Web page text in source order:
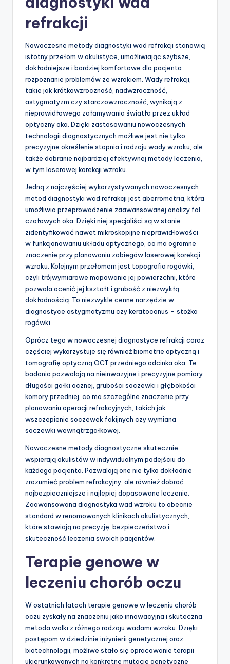
refrakcji
Nowoczesne metody diagnostyki wad refrakcji stanowią
istotny przełom w okulistyce, umożliwiając szybsze,
dokładniejsze i bardziej komfortowe dla pacjenta
rozpoznanie problemów ze wzrokiem. Wady refrakcji,
takie jak krótkowzroczność, nadwzroczność,
astygmatyzm czy starczowzroczność, wynikają z
nieprawidłowego załamywania światła przez układ
optyczny oka. Dzięki zastosowaniu nowoczesnych
technologii diagnostycznych możliwe jest nie tylko
precyzyjne określenie stopnia i rodzaju wady wzroku, ale
także dobranie najbardziej efektywnej metody leczenia,
w tym laserowej korekcji wzroku.
Jedną z najczęściej wykorzystywanych nowoczesnych
metod diagnostyki wad refrakcji jest aberrometria, która
umożliwia przeprowadzenie zaawansowanej analizy fal
czołowych oka. Dzięki niej specjaliści są w stanie
zidentyfikować nawet mikroskopijne nieprawidłowości
w funkcjonowaniu układu optycznego, co ma ogromne
znaczenie przy planowaniu zabiegów laserowej korekcji
wzroku. Kolejnym przełomem jest topografia rogówki,
czyli trójwymiarowe mapowanie jej powierzchni, które
pozwala ocenić jej kształt i grubość z niezwykłą
dokładnością. To niezwykle cenne narzędzie w
diagnostyce astygmatyzmu czy keratoconus – stożka
rogówki.
Oprócz tego w nowoczesnej diagnostyce refrakcji coraz
częściej wykorzystuje się również biometrie optyczną i
tomografię optyczną OCT przedniego odcinka oka. Te
badania pozwalają na nieinwazyjne i precyzyjne pomiary
długości gałki ocznej, grubości soczewki i głębokości
komory przedniej, co ma szczególne znaczenie przy
planowaniu operacji refrakcyjnych, takich jak
wszczepienie soczewek fakijnych czy wymiana
soczewki wewnątrzgałkowej.
Nowoczesne metody diagnostyczne skutecznie
wspierają okulistów w indywidualnym podejściu do
każdego pacjenta. Pozwalają one nie tylko dokładnie
zrozumieć problem refrakcyjny, ale również dobrać
najbezpieczniejsze i najlepiej dopasowane leczenie.
Zaawansowana diagnostyka wad wzroku to obecnie
standard w renomowanych klinikach okulistycznych,
które stawiają na precyzję, bezpieczeństwo i
skuteczność leczenia swoich pacjentów.
Terapie genowe w
leczeniu chorób oczu
W ostatnich latach terapie genowe w leczeniu chorób
oczu zyskały na znaczeniu jako innowacyjna i skuteczna
metoda walki z różnego rodzaju wadami wzroku. Dzięki
postępom w dziedzinie inżynierii genetycznej oraz
biotechnologii, możliwe stało się opracowanie terapii
ukierunkowanych na konkretne mutacje genetyczne